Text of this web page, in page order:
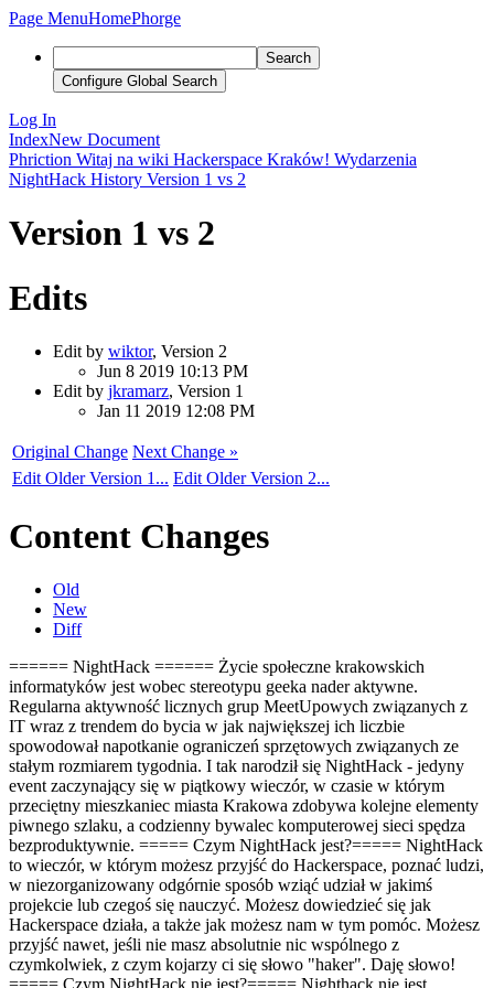
Page MenuHomePhorge
Search
Configure Global Search
Log In
IndexNew Document
Phriction Witaj na wiki Hackerspace Kraków! Wydarzenia
NightHack History Version 1 vs 2
Version 1 vs 2
Edits
Edit by wiktor, Version 2
Jun 8 2019 10:13 PM
Edit by jkramarz, Version 1
Jan 11 2019 12:08 PM
Original Change Next Change »
Edit Older Version 1... Edit Older Version 2...
Content Changes
Old
New
Diff
====== NightHack ====== Życie społeczne krakowskich
informatyków jest wobec stereotypu geeka nader aktywne.
Regularna aktywność licznych grup MeetUpowych związanych z
IT wraz z trendem do bycia w jak największej ich liczbie
spowodował napotkanie ograniczeń sprzętowych związanych ze
stałym rozmiarem tygodnia. I tak narodził się NightHack - jedyny
event zaczynający się w piątkowy wieczór, w czasie w którym
przeciętny mieszkaniec miasta Krakowa zdobywa kolejne elementy
piwnego szlaku, a codzienny bywalec komputerowej sieci spędza
bezproduktywnie. ===== Czym NightHack jest?===== NightHack
to wieczór, w którym możesz przyjść do Hackerspace, poznać ludzi,
w niezorganizowany odgórnie sposób wziąć udział w jakimś
projekcie lub czegoś się nauczyć. Możesz dowiedzieć się jak
Hackerspace działa, a także jak możesz nam w tym pomóc. Możesz
przyjść nawet, jeśli nie masz absolutnie nic wspólnego z
czymkolwiek, z czym kojarzy ci się słowo "haker". Daję słowo!